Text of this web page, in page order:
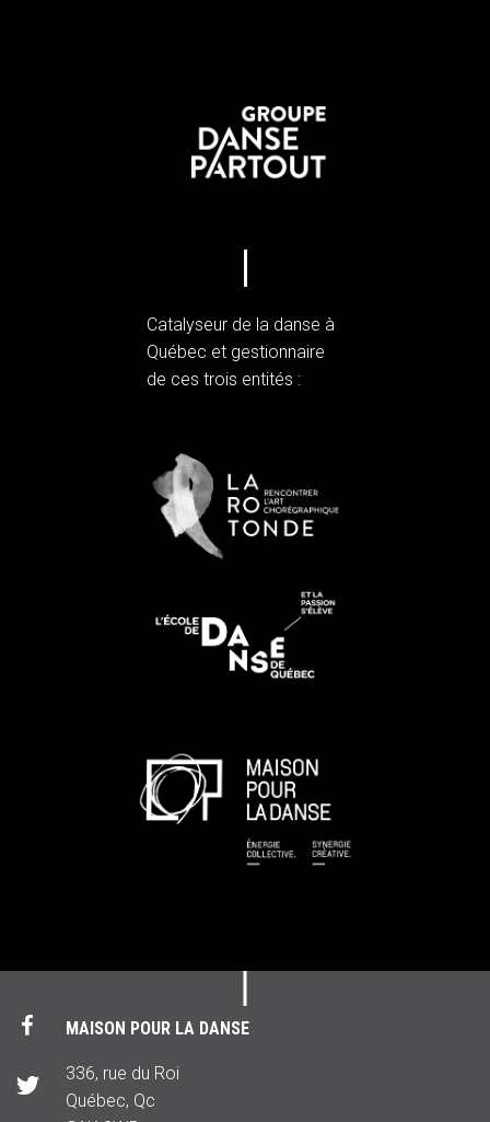
Catalyseur de la danse à
Québec et gestionnaire
de ces trois entités :
MAISON POUR LA DANSE
336, rue du Roi
Québec, Qc